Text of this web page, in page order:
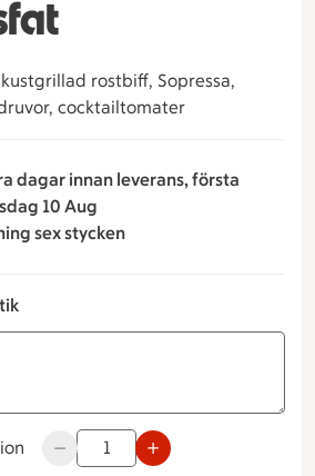
rostbiff, Sopressa,
cocktailtomater
dagar innan leverans, första
10 Aug
sex stycken
Använd knapparna för att